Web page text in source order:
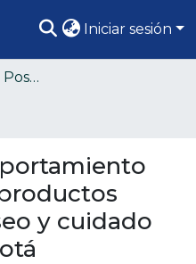
Iniciar sesión
Trabajos de Grado - Posgrado
y cuidado